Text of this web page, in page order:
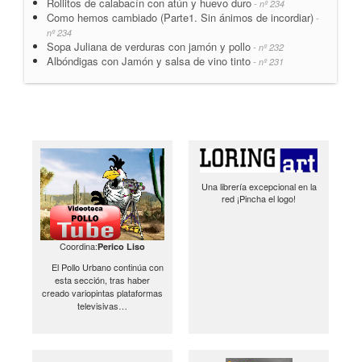
- nº 234
Como hemos cambiado (Parte1. Sin ánimos de incordiar) -
nº 234
Sopa Juliana de verduras con jamón y pollo - nº 232
Albóndigas con Jamón y salsa de vino tinto - nº 231
Coordina:Perico Liso
El Pollo Urbano continúa con
esta sección, tras haber
creado variopintas plataformas
televisivas…
Una librería excepcional en la
red ¡Pincha el logo!